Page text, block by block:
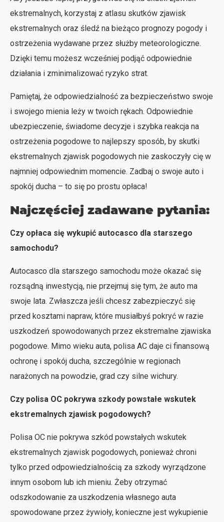
ekstremalnych, korzystaj z atlasu skutków zjawisk
ekstremalnych oraz śledź na bieżąco prognozy pogody i
ostrzeżenia wydawane przez służby meteorologiczne.
Dzięki temu możesz wcześniej podjąć odpowiednie
działania i zminimalizować ryzyko strat.
Pamiętaj, że odpowiedzialność za bezpieczeństwo swoje
i swojego mienia leży w twoich rękach. Odpowiednie
ubezpieczenie, świadome decyzje i szybka reakcja na
ostrzeżenia pogodowe to najlepszy sposób, by skutki
ekstremalnych zjawisk pogodowych nie zaskoczyły cię w
najmniej odpowiednim momencie. Zadbaj o swoje auto i
spokój ducha – to się po prostu opłaca!
Najczęściej zadawane pytania:
Czy opłaca się wykupić autocasco dla starszego
samochodu?
Autocasco dla starszego samochodu może okazać się
rozsądną inwestycją, nie przejmuj się tym, że auto ma
swoje lata. Zwłaszcza jeśli chcesz zabezpieczyć się
przed kosztami napraw, które musiałbyś pokryć w razie
uszkodzeń spowodowanych przez ekstremalne zjawiska
pogodowe. Mimo wieku auta, polisa AC daje ci finansową
ochronę i spokój ducha, szczególnie w regionach
narażonych na powodzie, grad czy silne wichury.
Czy polisa OC pokrywa szkody powstałe wskutek
ekstremalnych zjawisk pogodowych?
Polisa OC nie pokrywa szkód powstałych wskutek
ekstremalnych zjawisk pogodowych, ponieważ chroni
tylko przed odpowiedzialnością za szkody wyrządzone
innym osobom lub ich mieniu. Żeby otrzymać
odszkodowanie za uszkodzenia własnego auta
spowodowane przez żywioły, konieczne jest wykupienie